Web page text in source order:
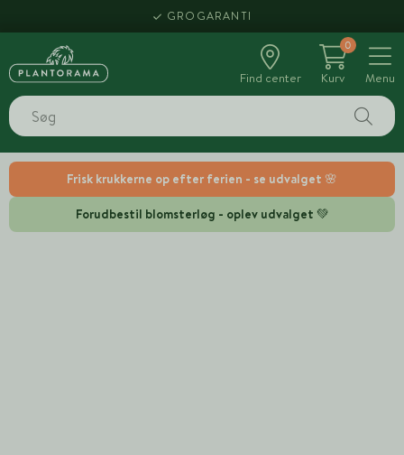
Frisk krukkerne op efter ferien - se udvalget 🌸
Forudbestil blomsterløg - oplev udvalget 💚
GROGARANTI
Find center
0
Kurv
Menu